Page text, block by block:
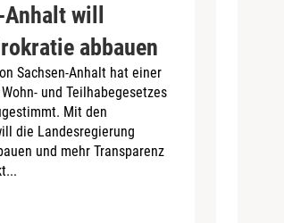
will
abbauen
Sachsen-Anhalt hat einer
und Teilhabegesetzes
Mit den
die Landesregierung
und mehr Transparenz